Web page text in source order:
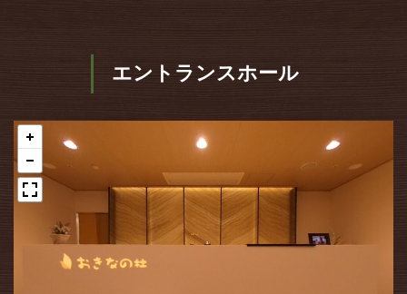
エントランスホール